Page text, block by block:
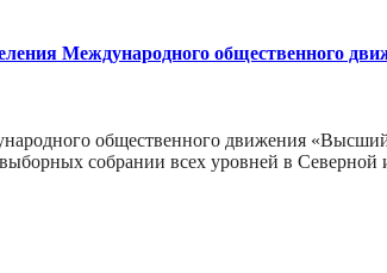
Международного общественного
общественного движения
собрании всех уровней в